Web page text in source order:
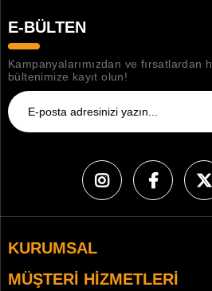
E-BÜLTEN
Kampanyalarımızdan ve fırsatlardan
bültenimize kayıt olun!
KURUMSAL
MÜŞTERI HIZMETLERI